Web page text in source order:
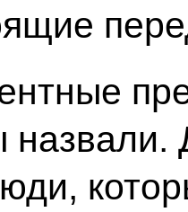
назвали.